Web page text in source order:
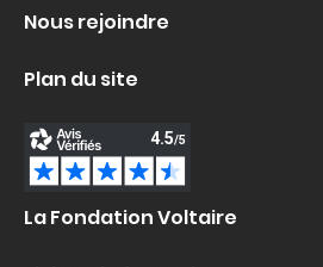
Nous rejoindre
Plan du site
La Fondation Voltaire